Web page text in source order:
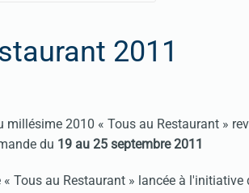
2011
millésime 2010 « Tous au Restaurant »
du 19 au 25 septembre 2011
Tous au Restaurant » lancée à l'initiative